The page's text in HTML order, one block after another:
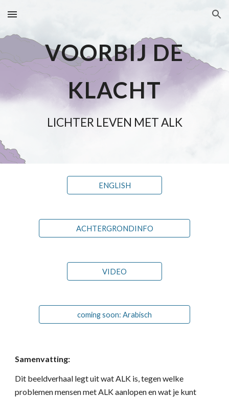
Skip to main content Skip to navigation
VOORBIJ DE
KLACHT
LICHTER LEVEN MET ALK
ENGLISH
ACHTERGRONDINFO
VIDEO
coming soon: Arabisch
Samenvatting:
Dit beeldverhaal legt uit wat ALK is, tegen welke
problemen mensen met ALK aanlopen en wat je kunt